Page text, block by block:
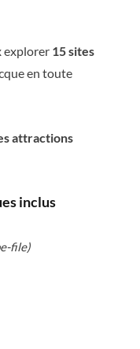
explorer 15 sites
en toute
attractions
inclus
file)